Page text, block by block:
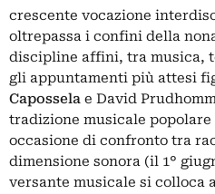
crescente vocazione
oltrepassa i confini della
discipline affini, tra musica,
gli appuntamenti più attesi
Capossela e David
tradizione musicale
occasione di confronto tra
dimensione sonora (il 1°
versante musicale si colloca